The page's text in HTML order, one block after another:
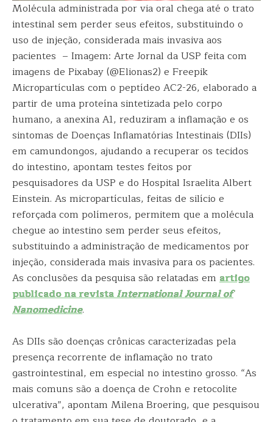
Molécula administrada por via oral chega até o trato
intestinal sem perder seus efeitos, substituindo o
uso de injeção, considerada mais invasiva aos
pacientes – Imagem: Arte Jornal da USP feita com
imagens de Pixabay (@Elionas2) e Freepik
Micropartículas com o peptídeo AC2-26, elaborado a
partir de uma proteína sintetizada pelo corpo
humano, a anexina A1, reduziram a inflamação e os
sintomas de Doenças Inflamatórias Intestinais (DIIs)
em camundongos, ajudando a recuperar os tecidos
do intestino, apontam testes feitos por
pesquisadores da USP e do Hospital Israelita Albert
Einstein. As micropartículas, feitas de silício e
reforçada com polímeros, permitem que a molécula
chegue ao intestino sem perder seus efeitos,
substituindo a administração de medicamentos por
injeção, considerada mais invasiva para os pacientes.
As conclusões da pesquisa são relatadas em artigo
publicado na revistaInternational Journal of
Nanomedicine.
As DIIs são doenças crônicas caracterizadas pela
presença recorrente de inflamação no trato
gastrointestinal, em especial no intestino grosso. “As
mais comuns são a doença de Crohn e retocolite
ulcerativa”, apontam Milena Broering, que pesquisou